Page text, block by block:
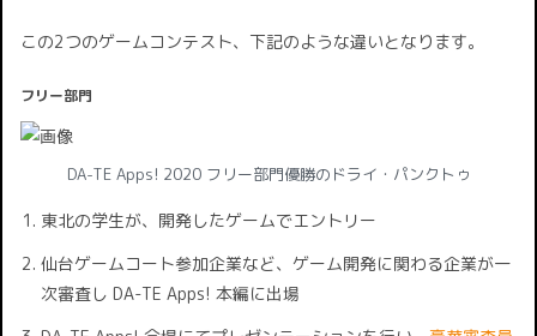
この2つのゲームコンテスト、下記のような違いとなります。
フリー部門
DA-TE Apps! 2020 フリー部門優勝のドライ・パンクトゥ
東北の学生が、開発したゲームでエントリー
仙台ゲームコート参加企業など、ゲーム開発に関わる企業が一
次審査し DA-TE Apps! 本編に出場